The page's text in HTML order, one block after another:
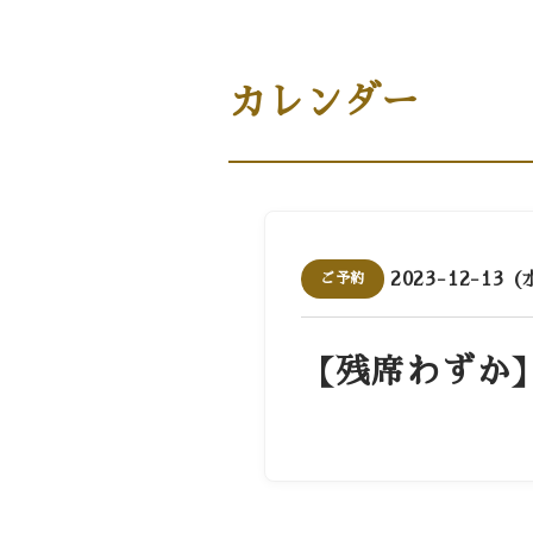
カレンダー
ご予約 2023-12-13 (
【残席わずか